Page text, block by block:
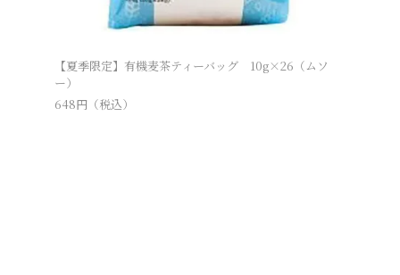
【夏季限定】有機麦茶ティーバッグ 10g×26（ムソ
ー）
648円（税込）